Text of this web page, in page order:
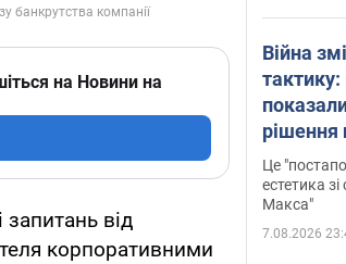
на Новини на
від
корпоративними
Війна
рішення
Фото
Це
естетика
Макса"
7.08.2026